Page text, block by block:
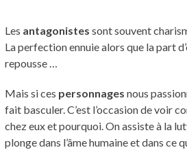
Les antagonistes sont souvent
La perfection ennuie alors que la part
repousse …
Mais si ces personnages nous
fait basculer. C’est l’occasion de voir
chez eux et pourquoi. On assiste à la
plonge dans l’âme humaine et dans ce